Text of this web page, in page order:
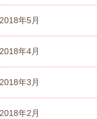
2018年5月
2018年4月
2018年3月
2018年2月